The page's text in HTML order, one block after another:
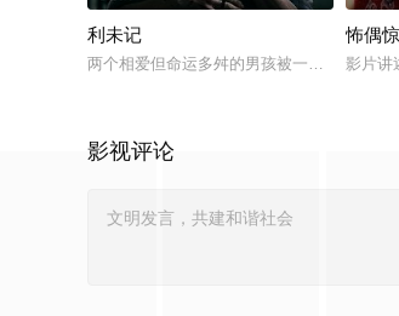
利未记
两个相爱但命运多舛的男孩被一个暴力的
怖偶
影片讲
影视评论